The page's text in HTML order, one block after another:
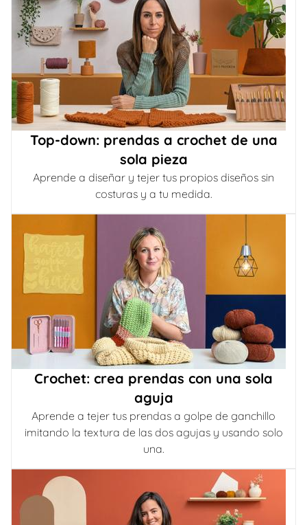
Top-down: prendas a crochet de una
sola pieza
Aprende a diseñar y tejer tus propios diseños sin
costuras y a tu medida.
Crochet: crea prendas con una sola
aguja
Aprende a tejer tus prendas a golpe de ganchillo
imitando la textura de las dos agujas y usando solo
una.